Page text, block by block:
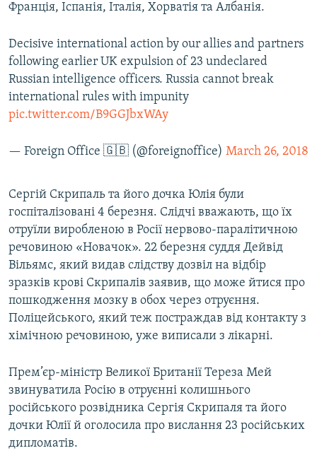
Франція, Іспанія, Італія, Хорватія та Албанія.
Decisive international action by our allies and partners
following earlier UK expulsion of 23 undeclared
Russian intelligence officers. Russia cannot break
international rules with impunity
pic.twitter.com/B9GGJbxWAy
— Foreign Office 🇬🇧 (@foreignoffice) March 26, 2018
Сергій Скрипаль та його дочка Юлія були
госпіталізовані 4 березня. Слідчі вважають, що їх
отруїли виробленою в Росії нервово-паралітичною
речовиною «Новачок». 22 березня суддя Дейвід
Вільямс, який видав слідству дозвіл на відбір
зразків крові Скрипалів заявив, що може йтися про
пошкодження мозку в обох через отруєння.
Поліцейського, який теж постраждав від контакту з
хімічною речовиною, уже виписали з лікарні.
Прем’єр-міністр Великої Британії Тереза Мей
звинуватила Росію в отруєнні колишнього
російського розвідника Сергія Скрипаля та його
дочки Юлії й оголосила про вислання 23 російських
дипломатів.